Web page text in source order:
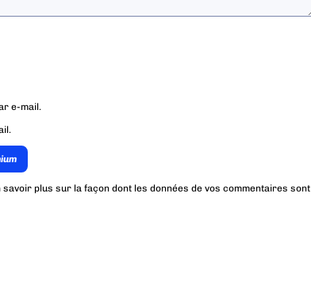
e-mail.
savoir plus sur la façon dont les données de vos commentaires sont